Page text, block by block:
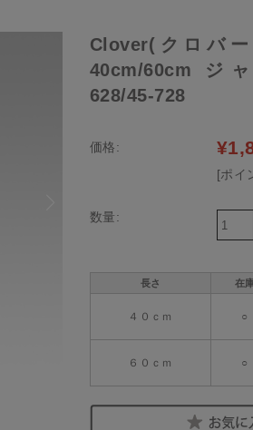
Clover(クロバ
40cm/60cm ジ
628/45-728
価格:
[ポイ
数量:
長さ 在
４０ｃｍ ○
６０ｃｍ ○